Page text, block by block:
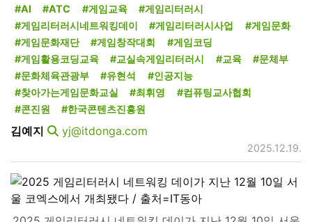
#AI #ATC #게임교육
#게임리터러시
#게임리터러시네트워킹데이
#게임리터러시사업
#게임문화
#게임문화재단
#게임창작대회
#게임코딩
#게임활용코딩교육
#교실속게임리터러시 #교육
#문체부
#문화체육관광부
#유현석
#인공지능
#찾아가는게임문화교실
#최휘영
#컴퓨팅교사협회
#콘진원
#한국콘텐츠진흥원
김예지 yj@itdonga.com
2025.12.19.